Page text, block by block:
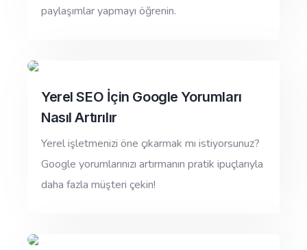
paylaşımlar yapmayı öğrenin.
Yerel SEO İçin Google Yorumları
Nasıl Artırılır
Yerel işletmenizi öne çıkarmak mı istiyorsunuz?
Google yorumlarınızı artırmanın pratik ipuçlarıyla
daha fazla müşteri çekin!